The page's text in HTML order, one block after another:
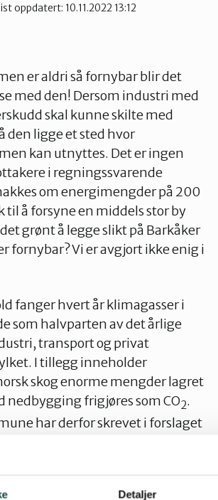
Detaljer
oppdatert: 10.11.2022 13:12
er aldri så fornybar blir det
med den! Dersom industri med
skal kunne skilte med
den ligge et sted hvor
kan utnyttes. Det er ingen
i regningssvarende
om energimengder på 200
til å forsyne en middels stor by
grønt å legge slikt på Barkåker
fornybar? Vi er avgjort ikke enig i
fanger hvert år klimagasser i
som halvparten av det årlige
transport og privat
I tillegg inneholder
skog enorme mengder lagret
nedbygging frigjøres som CO2.
har derfor skrevet i forslaget
ned. I den kommunale